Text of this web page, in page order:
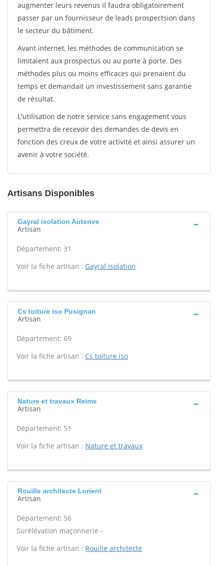
augmenter leurs revenus il faudra obligatoirement
passer par un fournisseur de leads prospectsion dans
le secteur du bâtiment.
Avant internet, les méthodes de communication se
limitaient aux prospectus ou au porte à porte. Des
méthodes plus ou moins efficaces qui prenaient du
temps et demandait un investissement sans garantie
de résultat.
L'utilisation de notre service sans engagement vous
permettra de recevoir des demandes de devis en
fonction des creux de votre activité et ainsi assurer un
avenir à votre société.
Artisans Disponibles
Gayral isolation Auterive
Artisan
Département: 31
Voir la fiche artisan : Gayral isolation
Cs toiture iso Pusignan
Artisan
Département: 69
Voir la fiche artisan : Cs toiture iso
Nature et travaux Reims
Artisan
Département: 51
Voir la fiche artisan : Nature et travaux
Rouille architecte Lorient
Artisan
Département: 56
Surélévation maçonnerie -
Voir la fiche artisan : Rouille architecte